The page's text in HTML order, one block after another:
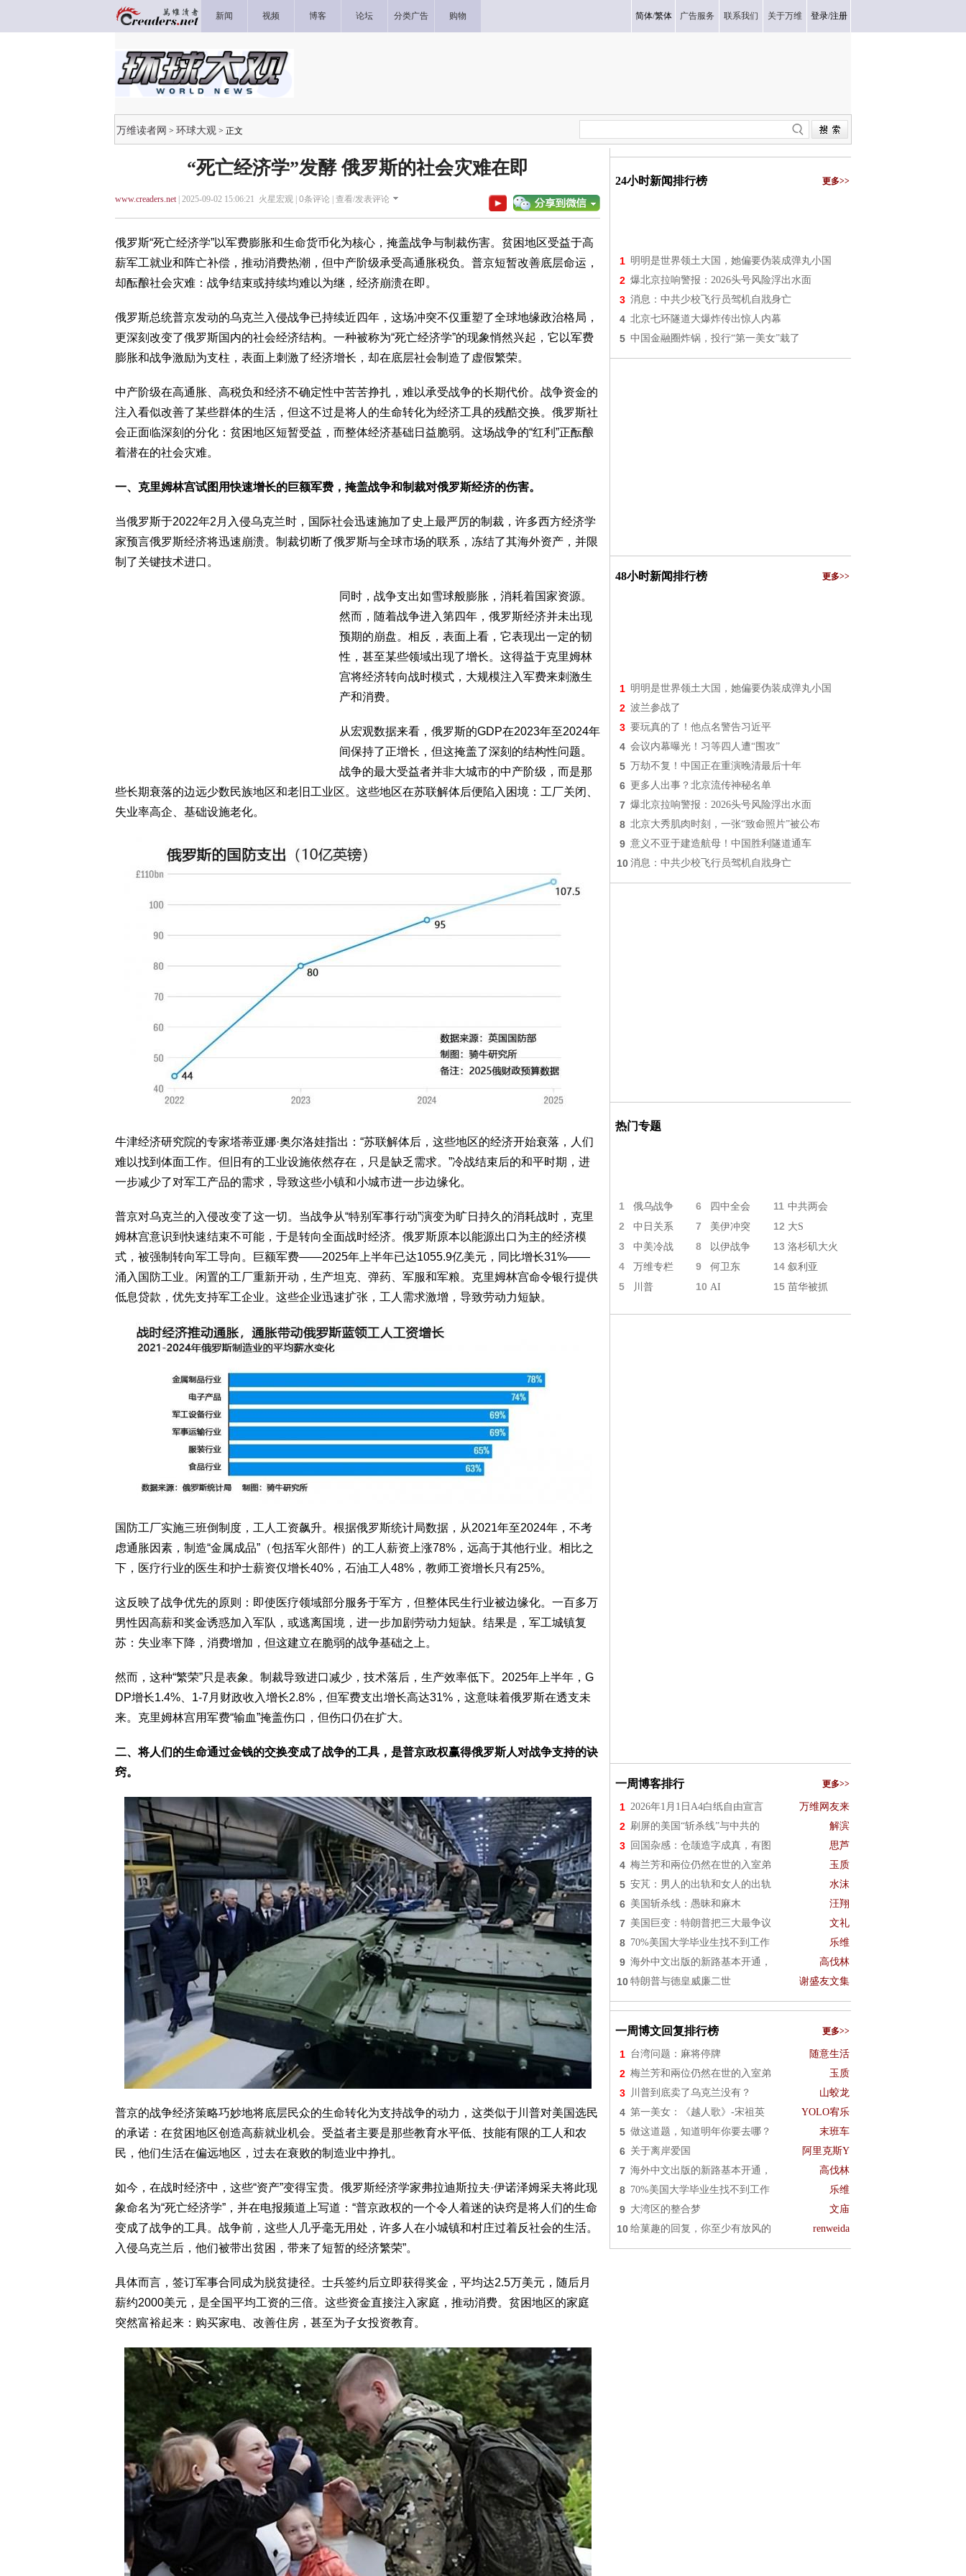
新闻 视频 博客 论坛 分类广告 购物 简体/繁体 广告服务 联系我们 关于万维 登录/注册
万维读者网 > 环球大观 > 正文
“死亡经济学”发酵 俄罗斯的社会灾难在即
www.creaders.net| 2025-09-02 15:06:21 火星宏观 | 0条评论 | 查看/发表评论
俄罗斯“死亡经济学”以军费膨胀和生命货币化为核心，掩盖战争与制裁伤害。贫困地区受益于高
薪军工就业和阵亡补偿，推动消费热潮，但中产阶级承受高通胀税负。普京短暂改善底层命运，
却酝酿社会灾难：战争结束或持续均难以为继，经济崩溃在即。
俄罗斯总统普京发动的乌克兰入侵战争已持续近四年，这场冲突不仅重塑了全球地缘政治格局，
更深刻改变了俄罗斯国内的社会经济结构。一种被称为“死亡经济学”的现象悄然兴起，它以军费
膨胀和战争激励为支柱，表面上刺激了经济增长，却在底层社会制造了虚假繁荣。
中产阶级在高通胀、高税负和经济不确定性中苦苦挣扎，难以承受战争的长期代价。战争资金的
注入看似改善了某些群体的生活，但这不过是将人的生命转化为经济工具的残酷交换。俄罗斯社
会正面临深刻的分化：贫困地区短暂受益，而整体经济基础日益脆弱。这场战争的“红利”正酝酿
着潜在的社会灾难。
一、克里姆林宫试图用快速增长的巨额军费，掩盖战争和制裁对俄罗斯经济的伤害。
当俄罗斯于2022年2月入侵乌克兰时，国际社会迅速施加了史上最严厉的制裁，许多西方经济学
家预言俄罗斯经济将迅速崩溃。制裁切断了俄罗斯与全球市场的联系，冻结了其海外资产，并限
制了关键技术进口。
同时，战争支出如雪球般膨胀，消耗着国家资源。
然而，随着战争进入第四年，俄罗斯经济并未出现
预期的崩盘。相反，表面上看，它表现出一定的韧
性，甚至某些领域出现了增长。这得益于克里姆林
宫将经济转向战时模式，大规模注入军费来刺激生
产和消费。
从宏观数据来看，俄罗斯的GDP在2023年至2024年
间保持了正增长，但这掩盖了深刻的结构性问题。
战争的最大受益者并非大城市的中产阶级，而是那
些长期衰落的边远少数民族地区和老旧工业区。这些地区在苏联解体后便陷入困境：工厂关闭、
失业率高企、基础设施老化。
牛津经济研究院的专家塔蒂亚娜·奥尔洛娃指出：“苏联解体后，这些地区的经济开始衰落，人们
难以找到体面工作。但旧有的工业设施依然存在，只是缺乏需求。”冷战结束后的和平时期，进
一步减少了对军工产品的需求，导致这些小镇和小城市进一步边缘化。
普京对乌克兰的入侵改变了这一切。当战争从“特别军事行动”演变为旷日持久的消耗战时，克里
姆林宫意识到快速结束不可能，于是转向全面战时经济。俄罗斯原本以能源出口为主的经济模
式，被强制转向军工导向。巨额军费——2025年上半年已达1055.9亿美元，同比增长31%——
涌入国防工业。闲置的工厂重新开动，生产坦克、弹药、军服和军粮。克里姆林宫命令银行提供
低息贷款，优先支持军工企业。这些企业迅速扩张，工人需求激增，导致劳动力短缺。
国防工厂实施三班倒制度，工人工资飙升。根据俄罗斯统计局数据，从2021年至2024年，不考
虑通胀因素，制造“金属成品”（包括军火部件）的工人薪资上涨78%，远高于其他行业。相比之
下，医疗行业的医生和护士薪资仅增长40%，石油工人48%，教师工资增长只有25%。
这反映了战争优先的原则：即使医疗领域部分服务于军方，但整体民生行业被边缘化。一百多万
男性因高薪和奖金诱惑加入军队，或逃离国境，进一步加剧劳动力短缺。结果是，军工城镇复
苏：失业率下降，消费增加，但这建立在脆弱的战争基础之上。
然而，这种“繁荣”只是表象。制裁导致进口减少，技术落后，生产效率低下。2025年上半年，G
DP增长1.4%、1-7月财政收入增长2.8%，但军费支出增长高达31%，这意味着俄罗斯在透支未
来。克里姆林宫用军费“输血”掩盖伤口，但伤口仍在扩大。
二、将人们的生命通过金钱的交换变成了战争的工具，是普京政权赢得俄罗斯人对战争支持的诀
窍。
普京的战争经济策略巧妙地将底层民众的生命转化为支持战争的动力，这类似于川普对美国选民
的承诺：在贫困地区创造高薪就业机会。受益者主要是那些教育水平低、技能有限的工人和农
民，他们生活在偏远地区，过去在衰败的制造业中挣扎。
如今，在战时经济中，这些“资产”变得宝贵。俄罗斯经济学家弗拉迪斯拉夫·伊诺泽姆采夫将此现
象命名为“死亡经济学”，并在电报频道上写道：“普京政权的一个令人着迷的诀窍是将人们的生命
变成了战争的工具。战争前，这些人几乎毫无用处，许多人在小城镇和村庄过着反社会的生活。
入侵乌克兰后，他们被带出贫困，带来了短暂的经济繁荣”。
具体而言，签订军事合同成为脱贫捷径。士兵签约后立即获得奖金，平均达2.5万美元，随后月
薪约2000美元，是全国平均工资的三倍。这些资金直接注入家庭，推动消费。贫困地区的家庭
突然富裕起来：购买家电、改善住房，甚至为子女投资教育。
24小时新闻排行榜 更多>>
1 明明是世界领土大国，她偏要伪装成弹丸小国
2 爆北京拉响警报：2026头号风险浮出水面
3 消息：中共少校飞行员驾机自戕身亡
4 北京七环隧道大爆炸传出惊人内幕
5 中国金融圈炸锅，投行“第一美女”栽了
48小时新闻排行榜 更多>>
1 明明是世界领土大国，她偏要伪装成弹丸小国
2 波兰参战了
3 要玩真的了！他点名警告习近平
4 会议内幕曝光！习等四人遭“围攻”
5 万劫不复！中国正在重演晚清最后十年
6 更多人出事？北京流传神秘名单
7 爆北京拉响警报：2026头号风险浮出水面
8 北京大秀肌肉时刻，一张“致命照片”被公布
9 意义不亚于建造航母！中国胜利隧道通车
10 消息：中共少校飞行员驾机自戕身亡
热门专题
1 俄乌战争 6 四中全会 11 中共两会
2 中日关系 7 美伊冲突 12 大S
3 中美冷战 8 以伊战争 13 洛杉矶大火
4 万维专栏 9 何卫东 14 叙利亚
5 川普 10 AI 15 苗华被抓
一周博客排行 更多>>
1 2026年1月1日A4白纸自由宣言 万维网友来
2 刷屏的美国“斩杀线”与中共的 解滨
3 回国杂感：仓颉造字成真，有图 思芦
4 梅兰芳和兩位仍然在世的入室弟 玉质
5 安芃：男人的出轨和女人的出轨 水沫
6 美国斩杀线：愚昧和麻木 汪翔
7 美国巨变：特朗普把三大最争议 文礼
8 70%美国大学毕业生找不到工作 乐维
9 海外中文出版的新路基本开通， 高伐林
10 特朗普与德皇威廉二世 谢盛友文集
一周博文回复排行榜 更多>>
1 台湾问题：麻将停牌 随意生活
2 梅兰芳和兩位仍然在世的入室弟 玉质
3 川普到底卖了乌克兰没有？ 山蛟龙
4 第一美女：《越人歌》-宋祖英 YOLO宥乐
5 做这道题，知道明年你要去哪？ 末班车
6 关于离岸爱国 阿里克斯Y
7 海外中文出版的新路基本开通， 高伐林
8 70%美国大学毕业生找不到工作 乐维
9 大湾区的整合梦 文庙
10 给菓趣的回复，你至少有放风的 renweida